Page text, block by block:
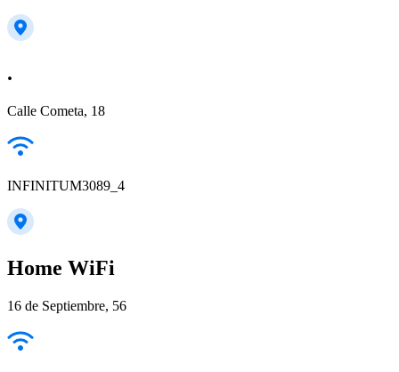
.
Calle Cometa, 18
INFINITUM3089_4
Home WiFi
16 de Septiembre, 56